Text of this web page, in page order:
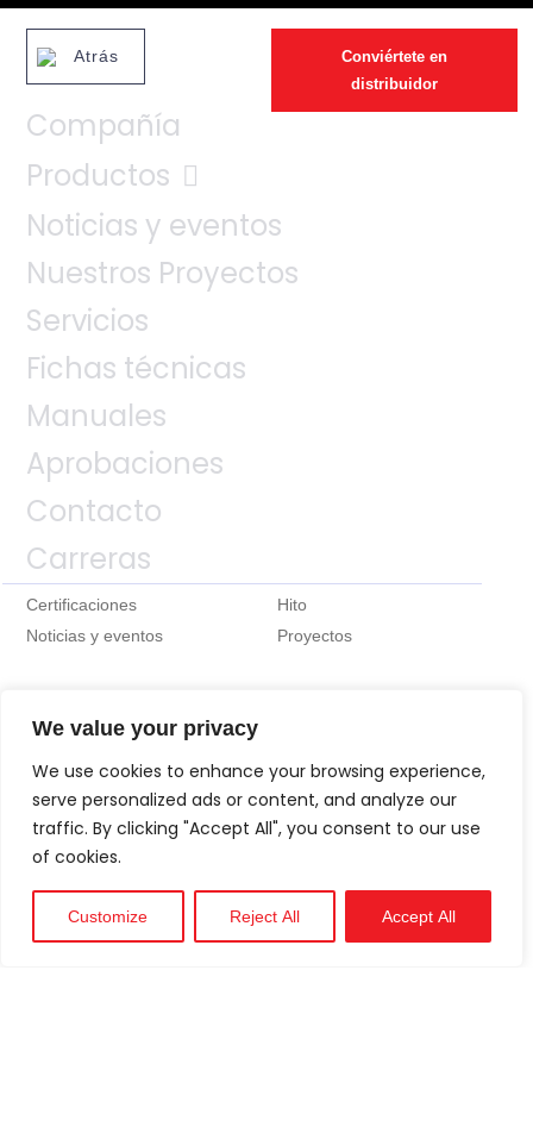
We value your privacy
We use cookies to enhance your browsing experience,
serve personalized ads or content, and analyze our
traffic. By clicking "Accept All", you consent to our use
of cookies.
Customize Reject All Accept All
Atrás
Conviértete en
distribuidor
Compañía
Productos
Noticias y eventos
Nuestros Proyectos
Servicios
Fichas técnicas
Manuales
Aprobaciones
Contacto
Carreras
Certificaciones
Hito
Noticias y eventos
Proyectos